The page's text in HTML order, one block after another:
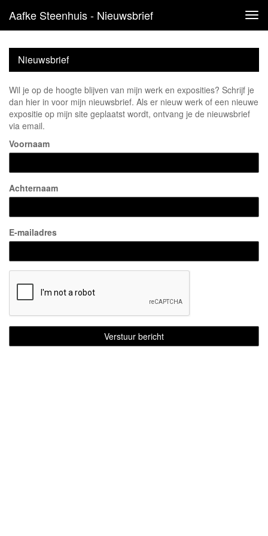
Aafke Steenhuis - Nieuwsbrief
Nieuwsbrief
Wil je op de hoogte blijven van mijn werk en exposities? Schrijf je
dan hier in voor mijn nieuwsbrief. Als er nieuw werk of een nieuwe
expositie op mijn site geplaatst wordt, ontvang je de nieuwsbrief
via email.
Voornaam
Achternaam
E-mailadres